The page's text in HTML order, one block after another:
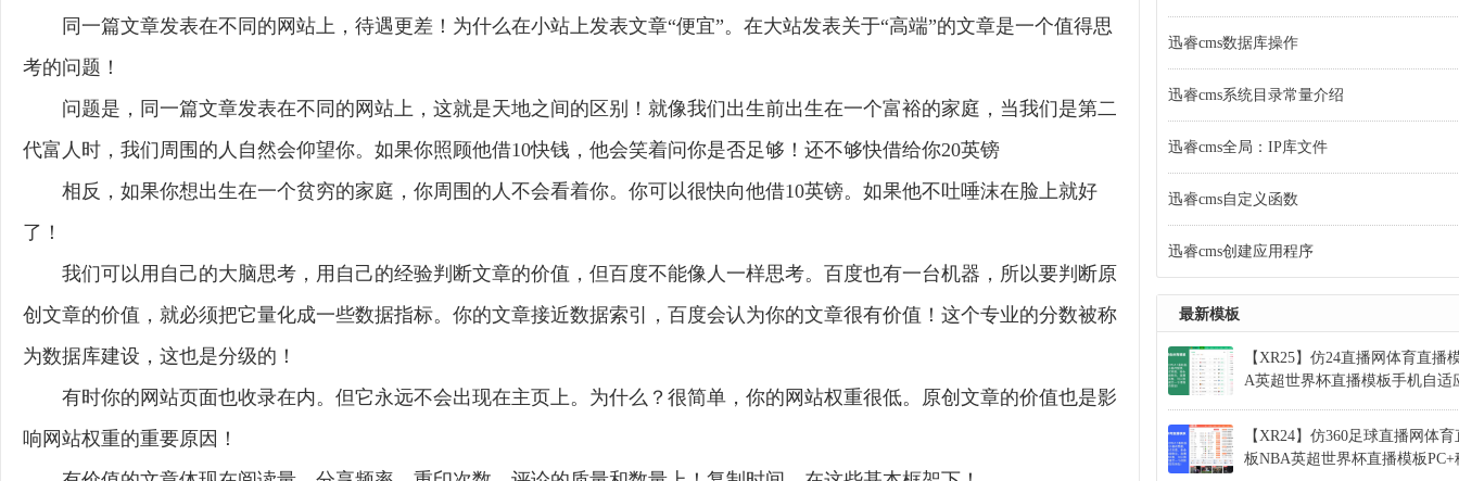
同一篇文章发表在不同的网站上，待遇更差！为什么在小站上发表文章“便宜”。在大站发表关于“高端”的文章是一个值得思
考的问题！
问题是，同一篇文章发表在不同的网站上，这就是天地之间的区别！就像我们出生前出生在一个富裕的家庭，当我们是第二
代富人时，我们周围的人自然会仰望你。如果你照顾他借10快钱，他会笑着问你是否足够！还不够快借给你20英镑
相反，如果你想出生在一个贫穷的家庭，你周围的人不会看着你。你可以很快向他借10英镑。如果他不吐唾沫在脸上就好
了！
我们可以用自己的大脑思考，用自己的经验判断文章的价值，但百度不能像人一样思考。百度也有一台机器，所以要判断原
创文章的价值，就必须把它量化成一些数据指标。你的文章接近数据索引，百度会认为你的文章很有价值！这个专业的分数被称
为数据库建设，这也是分级的！
有时你的网站页面也收录在内。但它永远不会出现在主页上。为什么？很简单，你的网站权重很低。原创文章的价值也是影
响网站权重的重要原因！
迅睿cms数据库操作
迅睿cms系统目录常量介绍
迅睿cms全局：IP库文件
迅睿cms自定义函数
迅睿cms创建应用程序
最新模板
【XR25】仿24直播网体育直播
A英超世界杯直播模板手机自适
【XR24】仿360足球直播网体
板NBA英超世界杯直播模板PC+